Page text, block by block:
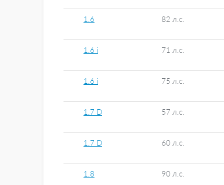
1.6 82 л.с.
1.6 i 71 л.с.
1.6 i 75 л.с.
1.7 D 57 л.с.
1.7 D 60 л.с.
1.8 90 л.с.